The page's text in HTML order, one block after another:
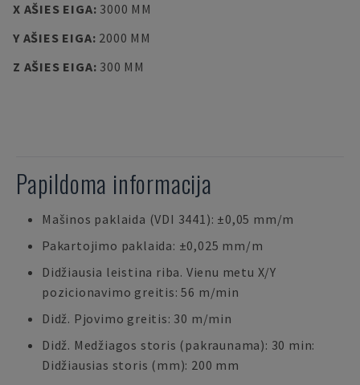
X AŠIES EIGA: 3000 MM
Y AŠIES EIGA: 2000 MM
Z AŠIES EIGA: 300 MM
Papildoma informacija
Mašinos paklaida (VDI 3441): ±0,05 mm/m
Pakartojimo paklaida: ±0,025 mm/m
Didžiausia leistina riba. Vienu metu X/Y
pozicionavimo greitis: 56 m/min
Didž. Pjovimo greitis: 30 m/min
Didž. Medžiagos storis (pakraunama): 30 min:
Didžiausias storis (mm): 200 mm